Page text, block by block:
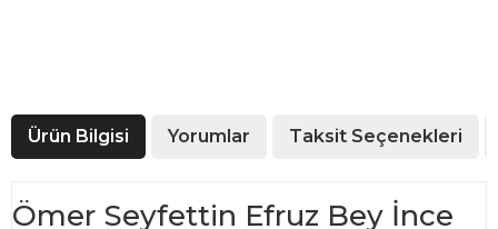
Ürün Bilgisi Yorumlar Taksit Seçenekleri
Ömer Seyfettin Efruz Bey İnce